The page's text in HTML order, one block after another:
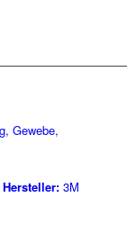
Hersteller:3M